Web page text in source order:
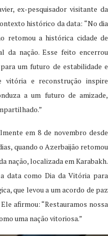
ex-pesquisador visitante da
histórico da data: “No dia
retomou a histórica cidade de
da nação. Esse feito encerrou
um futuro de estabilidade e
vitória e reconstrução inspire
a um futuro de amizade,
em 8 de novembro desde
quando o Azerbaijão retomou
nação, localizada em Karabakh.
data como Dia da Vitória para
que levou a um acordo de paz
afirmou: “Restauramos nossa
uma nação vitoriosa.”